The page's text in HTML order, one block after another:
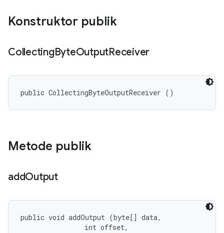
Konstruktor publik
CollectingByteOutputReceiver
public CollectingByteOutputReceiver ()
Metode publik
addOutput
public void addOutput (byte[] data,
                int offset,